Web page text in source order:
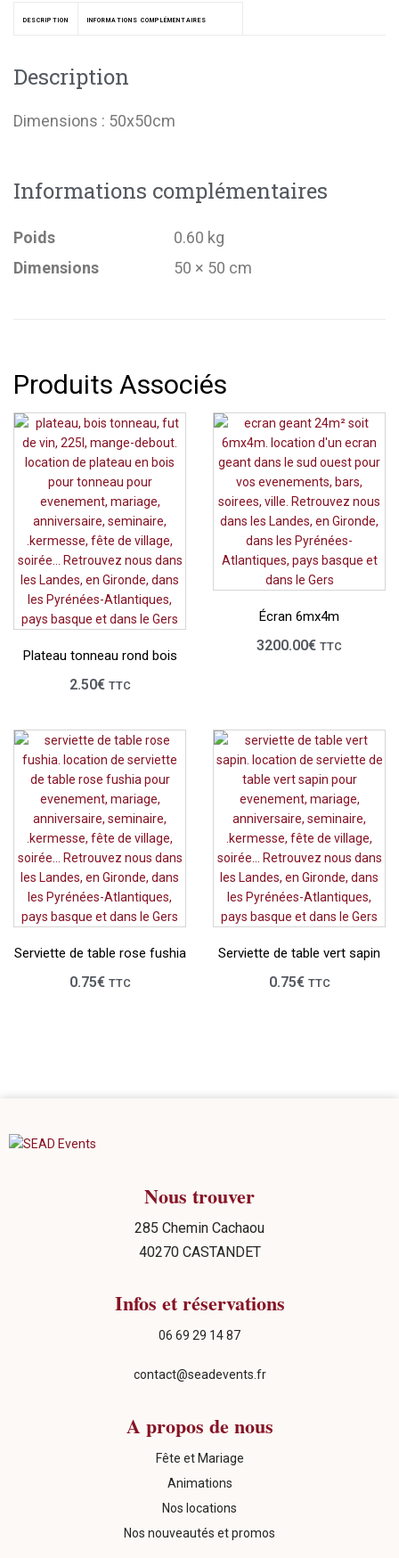
DESCRIPTION INFORMATIONS COMPLÉMENTAIRES
Description
Dimensions : 50x50cm
Informations complémentaires
Poids
0.60 kg
Dimensions
50 × 50 cm
Produits Associés
Plateau tonneau rond bois
2.50€ TTC
Écran 6mx4m
3200.00€ TTC
Serviette de table rose fushia
0.75€ TTC
Serviette de table vert sapin
0.75€ TTC
Nous trouver
285 Chemin Cachaou
40270 CASTANDET
Infos et réservations
06 69 29 14 87
contact@seadevents.fr
A propos de nous
Fête et Mariage
Animations
Nos locations
Nos nouveautés et promos